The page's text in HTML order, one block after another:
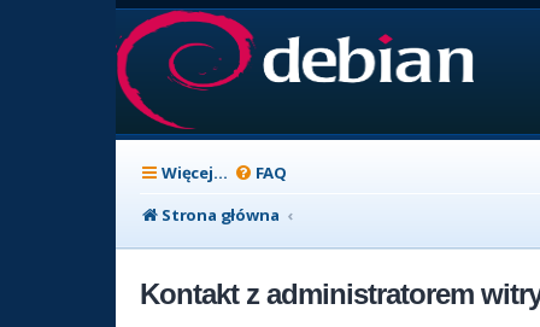
Więcej…
FAQ
Strona główna
Kontakt z administratorem